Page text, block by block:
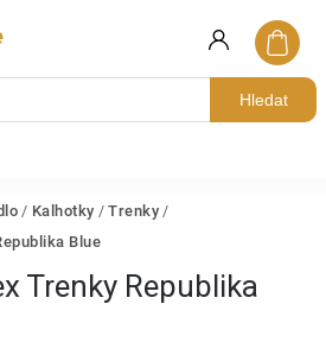
Hledat
/ Kalhotky / Trenky /
Blue
Trenky Republika